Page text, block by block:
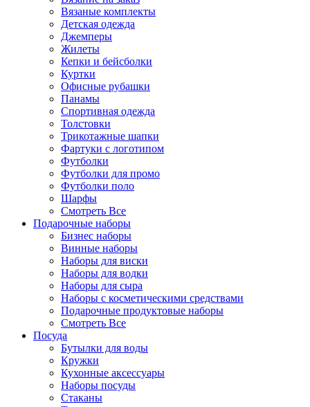
Вязаные комплекты
Детская одежда
Джемперы
Жилеты
Кепки и бейсболки
Куртки
Офисные рубашки
Панамы
Спортивная одежда
Толстовки
Трикотажные шапки
Фартуки с логотипом
Футболки
Футболки для промо
Футболки поло
Шарфы
Смотреть Все
Подарочные наборы
Бизнес наборы
Винные наборы
Наборы для виски
Наборы для водки
Наборы для сыра
Наборы с косметическими средствами
Подарочные продуктовые наборы
Смотреть Все
Посуда
Бутылки для воды
Кружки
Кухонные аксессуары
Наборы посуды
Стаканы